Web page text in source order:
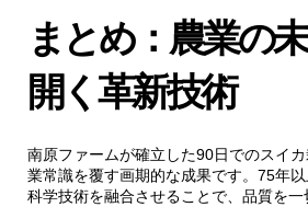
まとめ：農業の
開く革新技術
南原ファームが確立した90日でのスイ
業常識を覆す画期的な成果です。75年
科学技術を融合させることで、品質を